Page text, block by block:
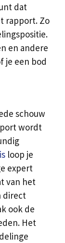
dat
rapport. Zo
en andere
je een bod
schouw
wordt
loop je
expert
van het
direct
ook de
Het